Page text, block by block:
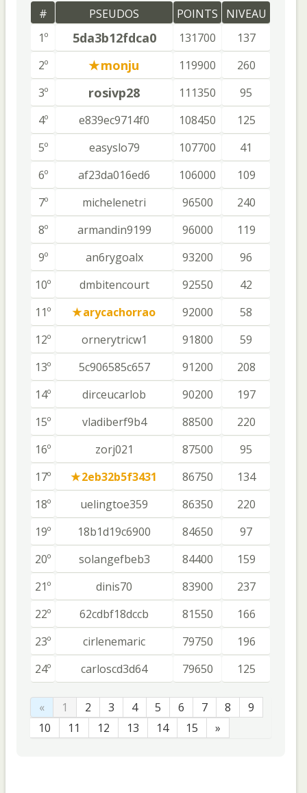
# PSEUDOS POINTS
NIVEAU
1º
5da3b12fdca0 131700
137
2º
monju 119900
260
3º
rosivp28 111350
95
4º
e839ec9714f0 108450
125
5º
easyslo79 107700
41
6º
af23da016ed6 106000
109
7º
michelenetri 96500
240
8º
armandin9199 96000
119
9º
an6rygoalx 93200
96
10º
dmbitencourt 92550
42
11º
arycachorrao 92000
58
12º
ornerytricw1 91800
59
13º
5c906585c657 91200
208
14º
dirceucarlob 90200
197
15º
vladiberf9b4 88500
220
16º
zorj021 87500
95
17º
2eb32b5f3431 86750
134
18º
uelingtoe359 86350
220
19º
18b1d19c6900 84650
97
20º
solangefbeb3 84400
159
21º
dinis70 83900
237
22º
62cdbf18dccb 81550
166
23º
cirlenemaric 79750
196
24º
carloscd3d64 79650 125
« 1 2 3 4 5 6 7 8
9
10
11 12 13 14 15 »